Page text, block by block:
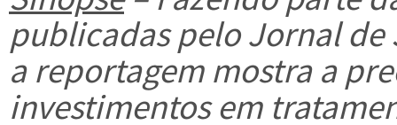
publicadas pelo Jornal de
a reportagem mostra a
investimentos em